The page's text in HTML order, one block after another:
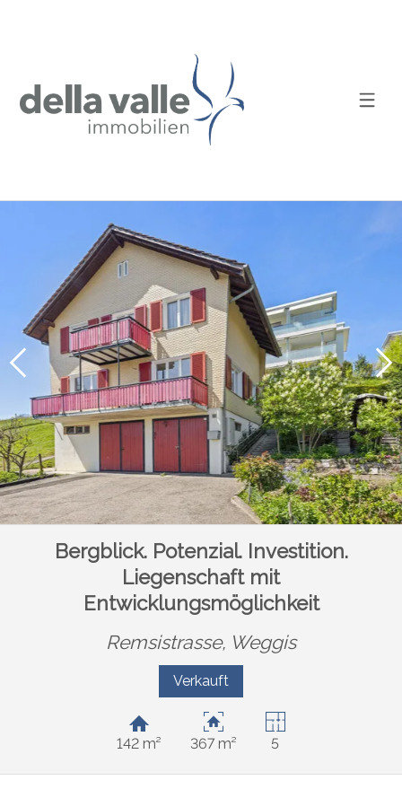
Bergblick. Potenzial. Investition.
Liegenschaft mit
Entwicklungsmöglichkeit
Remsistrasse, Weggis
Verkauft
142 m² 367 m² 5